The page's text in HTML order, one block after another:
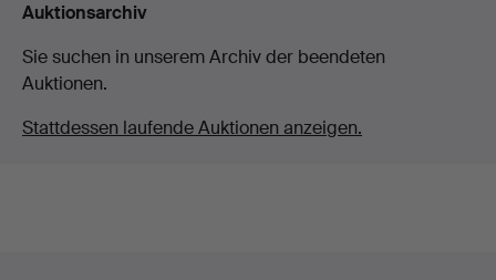
Auktionsarchiv
Sie suchen in unserem Archiv der beendeten
Auktionen.
Stattdessen laufende Auktionen anzeigen.